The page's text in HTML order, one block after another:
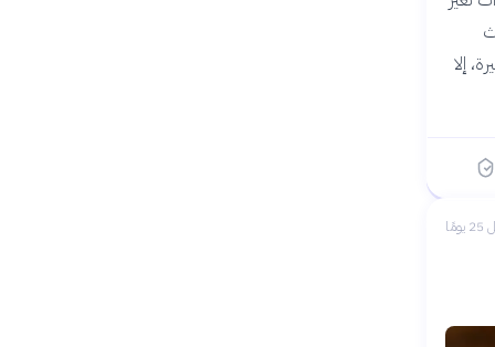
إلا